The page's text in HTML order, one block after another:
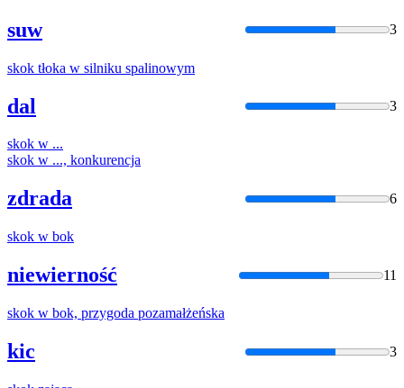
suw 3
skok tłoka w silniku spalinowym
dal 3
skok w ...
skok w ..., konkurencja
zdrada 6
skok w bok
niewierność 11
skok w bok, przygoda pozamałżeńska
kic 3